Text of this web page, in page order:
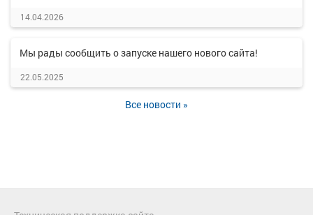
14.04.2026
Мы рады сообщить о запуске нашего нового сайта!
22.05.2025
Все новости »